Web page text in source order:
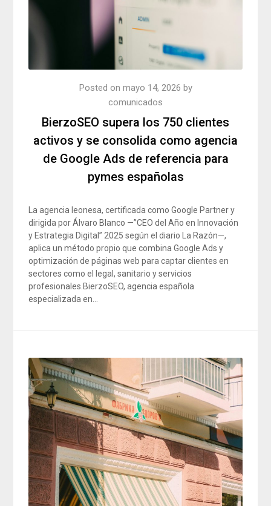
BierzoSEO supera los 750 clientes
activos y se consolida como agencia
de Google Ads de referencia para
pymes españolas
Posted on mayo 14, 2026 by
comunicados
La agencia leonesa, certificada como Google Partner y
dirigida por Álvaro Blanco —”CEO del Año en Innovación
y Estrategia Digital” 2025 según el diario La Razón—,
aplica un método propio que combina Google Ads y
optimización de páginas web para captar clientes en
sectores como el legal, sanitario y servicios
profesionales.BierzoSEO, agencia española
especializada en…